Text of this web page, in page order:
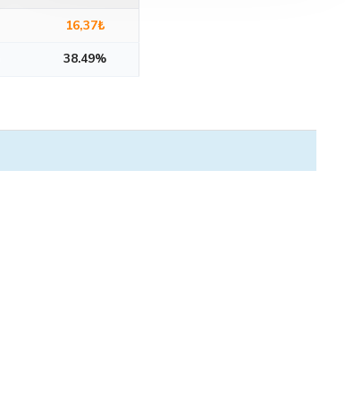
16,37₺
38.49%